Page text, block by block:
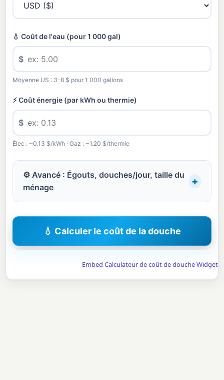
💧 Coût de l'eau (pour 1 000 gal)
$
Moyenne US : 3-8 $ pour 1 000 gallons
⚡ Coût énergie (par kWh ou thermie)
$
Élec : ~0.13 $/kWh · Gaz : ~1.20 $/thermie
⚙ Avancé : Égouts, douches/jour, taille du
ménage
+
$
Souvent plus élevé que le coût de l'eau
💧 Calculer le coût de la douche
Embed Calculateur de coût de douche Widget